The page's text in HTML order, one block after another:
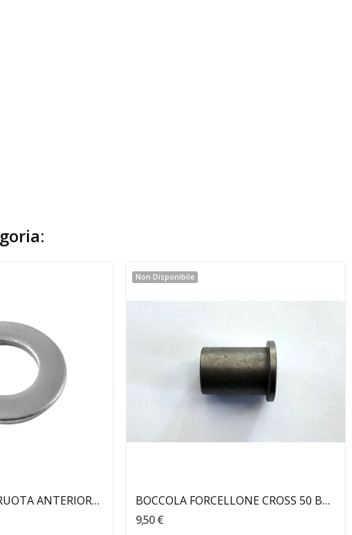
ROSETTA PERNO RUOTA ANTERIORE BENELLI
Non Disponibile
BOCCOLA FORCELLONE CROSS 50 BENELLI
9,50 €